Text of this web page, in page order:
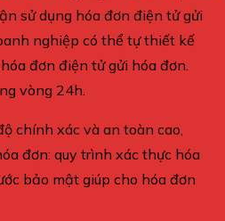
sử dụng hóa đơn điện tử gửi
nghiệp có thể tự thiết kế
đơn điện tử gửi hóa đơn.
vòng 24h.
chính xác và an toàn cao,
đơn: quy trình xác thực hóa
bảo mật giúp cho hóa đơn